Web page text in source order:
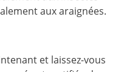
aux araignées.
et laissez-vous